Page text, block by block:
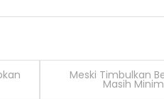
Meski Timbulkan
Masih